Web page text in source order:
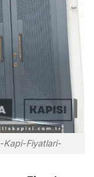
Kapi-Fiyatlari-